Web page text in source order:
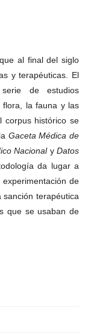
al final del siglo
y terapéuticas. El
de estudios
flora, la fauna y las
corpus histórico se
Gaceta Médica de
NacionalyDatos
da lugar a
de
terapéutica
que se usaban de